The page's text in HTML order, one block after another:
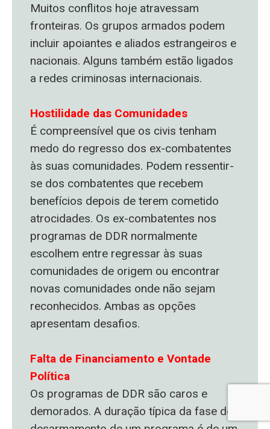
Muitos conflitos hoje atravessam
fronteiras. Os grupos armados podem
incluir apoiantes e aliados estrangeiros e
nacionais. Alguns também estão ligados
a redes criminosas internacionais.
Hostilidade das Comunidades
É compreensível que os civis tenham
medo do regresso dos ex-combatentes
às suas comunidades. Podem ressentir-
se dos combatentes que recebem
benefícios depois de terem cometido
atrocidades. Os ex-combatentes nos
programas de DDR normalmente
escolhem entre regressar às suas
comunidades de origem ou encontrar
novas comunidades onde não sejam
reconhecidos. Ambas as opções
apresentam desafios.
Falta de Financiamento e Vontade
Política
Os programas de DDR são caros e
demorados. A duração típica da fase de